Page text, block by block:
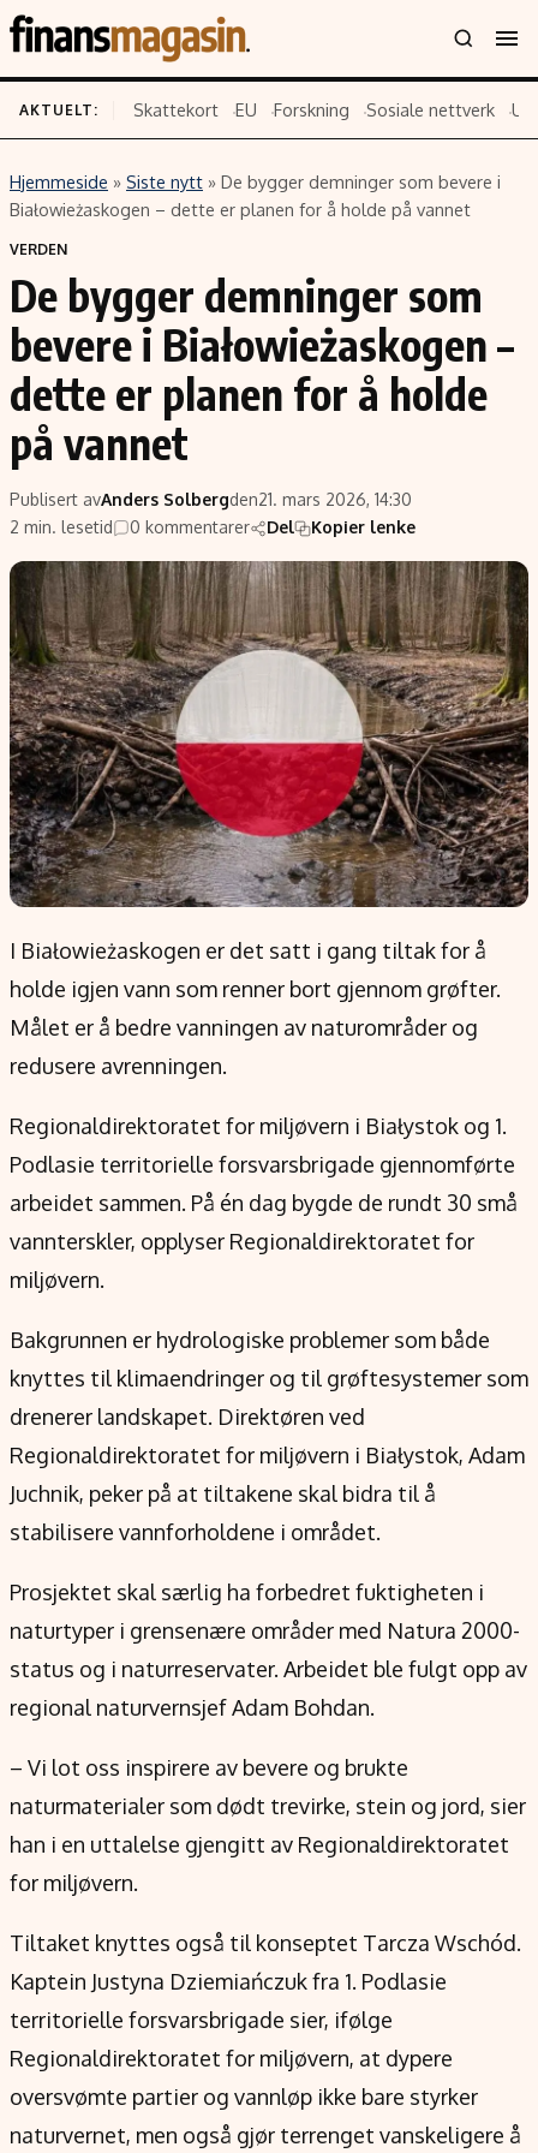
Innhold
Siste nytt
Eiendom
Energi og klima
Finans
Fritid
Hav og sjømat
Verden
Emner
Økonomi
Politikk
Selskaper
Teknologi
Forskning
Google
Kunstig intelligens
Infrastruktur
BitCoin
EU-Kommisjonen
Grønt skifte
Retningslinjer
Personvernerklæring
Annonsepolicy
Brukervilkår
Cookiepolicy
Retningslinjer for rettelser
Redaksjonell policy
Informasjon
Forfattere og redaksjon
Alt om penger på engelsk
AKTUELT: Skattekort EU Forskning Sosiale nettverk
Hjemmeside » Siste nytt » De bygger demninger som bevere i
Białowieżaskogen – dette er planen for å holde på vannet
VERDEN
De bygger demninger som
bevere i Białowieżaskogen –
dette er planen for å holde
på vannet
Publisert avAnders Solbergden21. mars 2026, 14:30
2 min. lesetid
0 kommentarer Del Kopier lenke
I Białowieżaskogen er det satt i gang tiltak for å
holde igjen vann som renner bort gjennom grøfter.
Målet er å bedre vanningen av naturområder og
redusere avrenningen.
Regionaldirektoratet for miljøvern i Białystok og 1.
Podlasie territorielle forsvarsbrigade gjennomførte
arbeidet sammen. På én dag bygde de rundt 30 små
vannterskler, opplyser Regionaldirektoratet for
miljøvern.
Bakgrunnen er hydrologiske problemer som både
knyttes til klimaendringer og til grøftesystemer som
drenerer landskapet. Direktøren ved
Regionaldirektoratet for miljøvern i Białystok, Adam
Juchnik, peker på at tiltakene skal bidra til å
stabilisere vannforholdene i området.
Prosjektet skal særlig ha forbedret fuktigheten i
naturtyper i grensenære områder med Natura 2000-
status og i naturreservater. Arbeidet ble fulgt opp av
regional naturvernsjef Adam Bohdan.
– Vi lot oss inspirere av bevere og brukte
naturmaterialer som dødt trevirke, stein og jord, sier
han i en uttalelse gjengitt av Regionaldirektoratet
for miljøvern.
Tiltaket knyttes også til konseptet Tarcza Wschód.
Kaptein Justyna Dziemiańczuk fra 1. Podlasie
territorielle forsvarsbrigade sier, ifølge
Regionaldirektoratet for miljøvern, at dypere
oversvømte partier og vannløp ikke bare styrker
naturvernet, men også gjør terrenget vanskeligere å